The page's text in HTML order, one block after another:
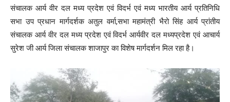
संचालक आर्य वीर दल मध्य प्रदेश एवं विदर्भ एवं मध्य भारतीय आर्य प्रतिनिधि
सभा उप प्रधान मार्गदर्शक अतुल वर्मा,सभा महामंत्री भैरो सिंह आर्य प्रांतीय
संचालक आर्य वीर दल मध्य प्रदेश एवं विदर्भ आर्यवीर दल मध्यप्रदेश एवं आचार्य
सुरेश जी आर्य जिला संचालक शाजापुर का विशेष मार्गदर्शन मिल रहा है।